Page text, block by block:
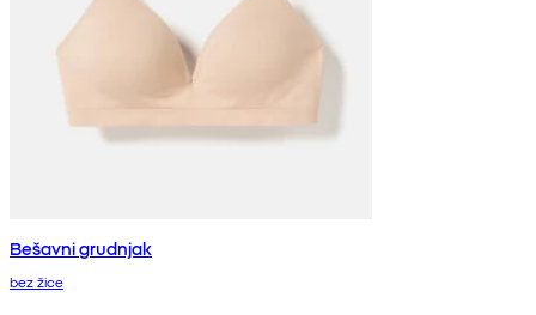
Bešavni grudnjak
bez žice